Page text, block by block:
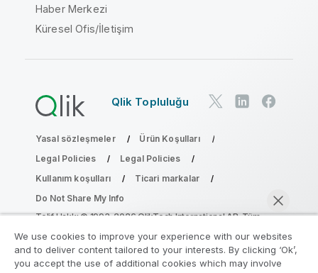
Haber Merkezi
Küresel Ofis/İletişim
Qlik Topluluğu
Yasal sözleşmeler
Ürün Koşulları
Legal Policies
Legal Policies
Kullanım koşulları
Ticari markalar
Do Not Share My Info
Telif Hakkı © 1993-2026 QlikTech International AB. Tüm
We use cookies to improve your experience with our websites
and to deliver content tailored to your interests. By clicking ‘Ok’,
you accept the use of additional cookies which may involve